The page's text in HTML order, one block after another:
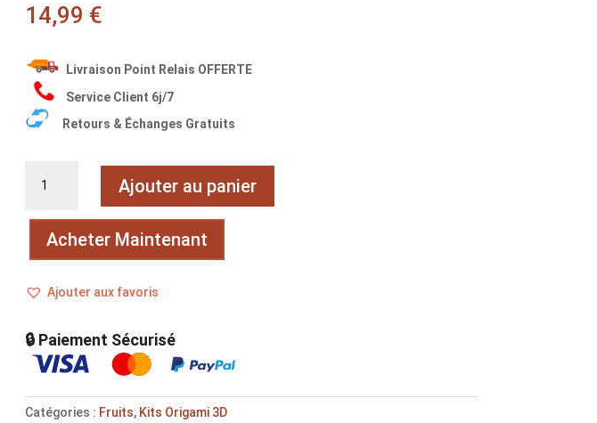
14,99 €
Livraison Point Relais OFFERTE
Service Client 6j/7
Retours & Échanges Gratuits
Ajouter au panier
Acheter Maintenant
Ajouter aux favoris
🔒 Paiement Sécurisé
Catégories : Fruits, Kits Origami 3D